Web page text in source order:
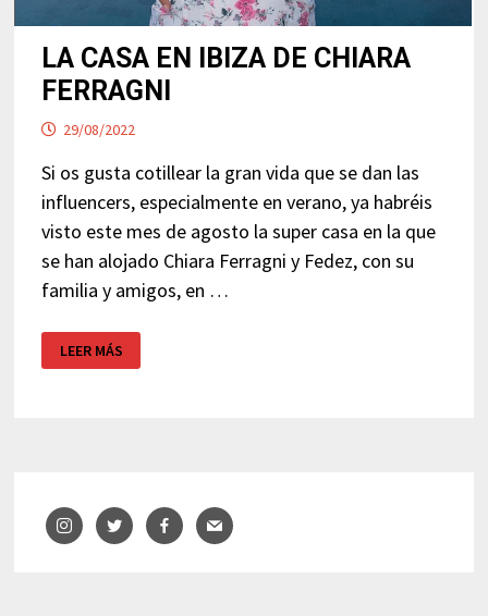
LA CASA EN IBIZA DE CHIARA
FERRAGNI
29/08/2022
Si os gusta cotillear la gran vida que se dan las
influencers, especialmente en verano, ya habréis
visto este mes de agosto la super casa en la que
se han alojado Chiara Ferragni y Fedez, con su
familia y amigos, en …
CASA
EN
LEER MÁS